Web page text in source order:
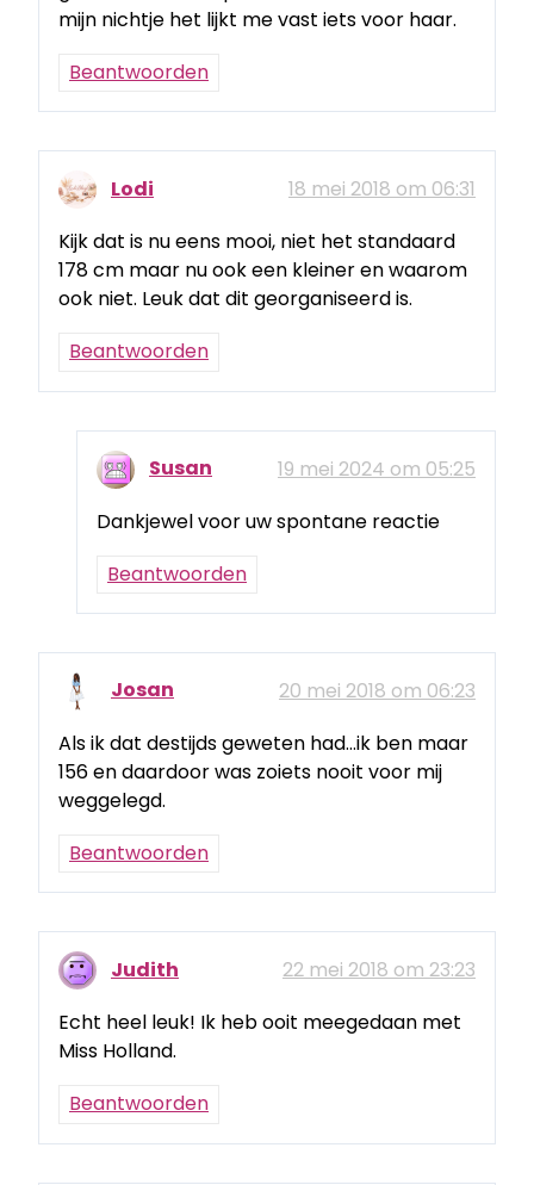
mijn nichtje het lijkt me vast iets voor haar.
Beantwoorden
Lodi
18 mei 2018 om 06:31
Kijk dat is nu eens mooi, niet het standaard
178 cm maar nu ook een kleiner en waarom
ook niet. Leuk dat dit georganiseerd is.
Beantwoorden
Susan
19 mei 2024 om 05:25
Dankjewel voor uw spontane reactie
Beantwoorden
Josan
20 mei 2018 om 06:23
Als ik dat destijds geweten had…ik ben maar
156 en daardoor was zoiets nooit voor mij
weggelegd.
Beantwoorden
Judith
22 mei 2018 om 23:23
Echt heel leuk! Ik heb ooit meegedaan met
Miss Holland.
Beantwoorden